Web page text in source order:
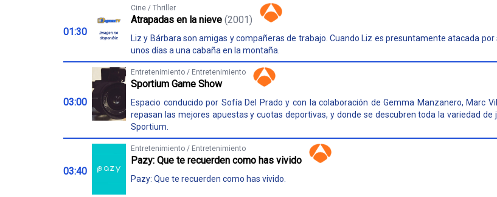
01:30
Cine / Thriller
Atrapadas en la nieve (2001)
Liz y Bárbara son amigas y compañeras de trabajo. Cuando Liz es presuntamente atacada
unos días a una cabaña en la montaña.
03:00
Entretenimiento / Entretenimiento
Sportium Game Show
Espacio conducido por Sofía Del Prado y con la colaboración de Gemma Manzanero, Marc
repasan las mejores apuestas y cuotas deportivas, y donde se descubren toda la variedad de
Sportium.
03:40
Entretenimiento / Entretenimiento
Pazy: Que te recuerden como has vivido
Pazy: Que te recuerden como has vivido.